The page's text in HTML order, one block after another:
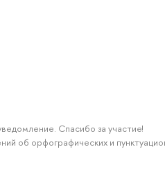
Спасибо за участие!
об орфографических и